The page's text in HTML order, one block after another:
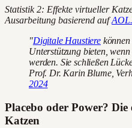
Statistik 2: Effekte virtueller
Ausarbeitung basierend auf
"Digitale Haustierekönnen
Unterstützung bieten,
werden. Sie schließen
Prof. Dr. Karin Blume,
2024
Placebo oder Power?
Katzen